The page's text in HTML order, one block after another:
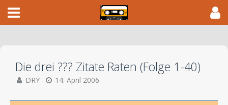
Die drei ??? Zitate Raten (Folge 1-40)
DRY 14. April 2006